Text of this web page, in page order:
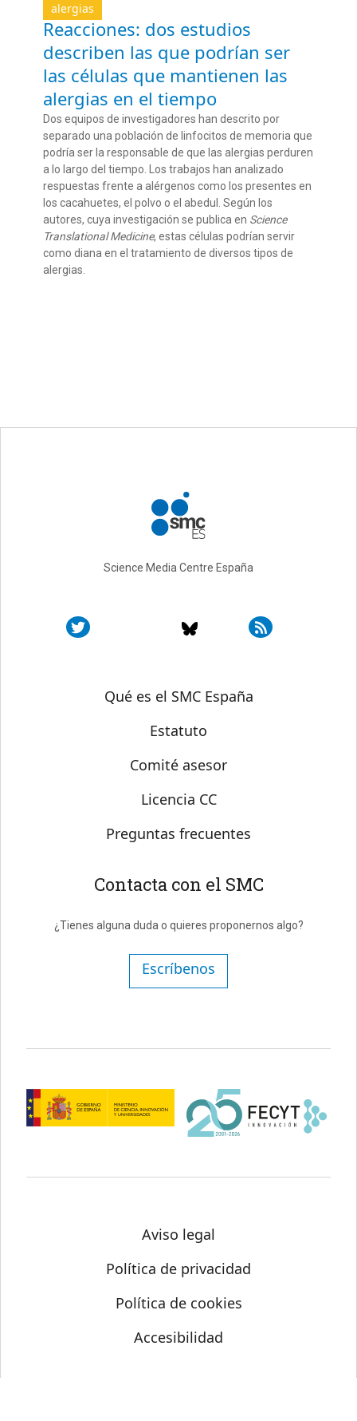
alergias
Reacciones: dos estudios
describen las que podrían ser
las células que mantienen las
alergias en el tiempo
Dos equipos de investigadores han descrito por
separado una población de linfocitos de memoria que
podría ser la responsable de que las alergias perduren
a lo largo del tiempo. Los trabajos han analizado
respuestas frente a alérgenos como los presentes en
los cacahuetes, el polvo o el abedul. Según los
autores, cuya investigación se publica en Science
Translational Medicine, estas células podrían servir
como diana en el tratamiento de diversos tipos de
alergias.
Science Media Centre España
Sobre SMC España
Qué es el SMC España
Estatuto
Comité asesor
Licencia CC
Preguntas frecuentes
Contacta con el SMC
¿Tienes alguna duda o quieres proponernos algo?
Escríbenos
Aviso legal
Política de privacidad
Política de cookies
Accesibilidad